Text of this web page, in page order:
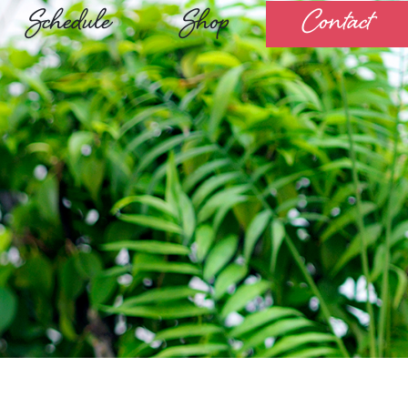
Schedule Shop Contact